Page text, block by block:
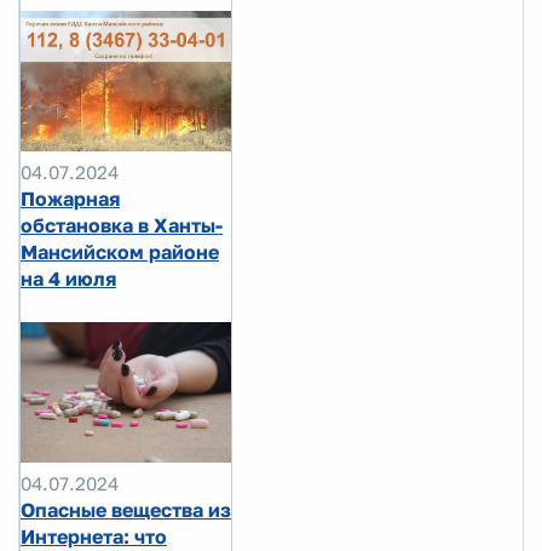
04.07.2024
Пожарная
обстановка в Ханты-
Мансийском районе
на 4 июля
04.07.2024
Опасные вещества из
Интернета: что